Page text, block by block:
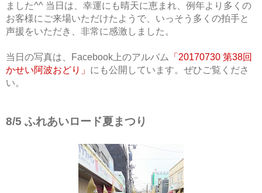
ました^^ 当日は、幸運にも晴天に恵まれ、例年より多くの
お客様にご来場いただけたようで、いっそう多くの拍手と
声援をいただき、非常に感激しました。
当日の写真は、Facebook上のアルバム
「20170730 第38回
かせい阿波おどり」 にも公開しています。ぜひご覧くださ
い。
8/5 ふれあいロード夏まつり